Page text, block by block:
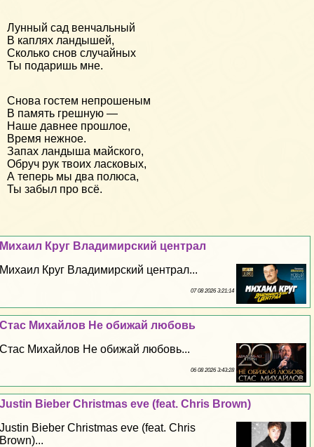
Лунный сад венчальный
В каплях ландышей,
Сколько снов случайных
Ты подаришь мне.
Снова гостем непрошеным
В память грешную —
Наше давнее прошлое,
Время нежное.
Запах ландыша майского,
Обруч рук твоих ласковых,
А теперь мы два полюса,
Ты забыл про всё.
Михаил Круг Владимирский централ
Михаил Круг Владимирский централ...
07 08 2026 3:21:14
Стас Михайлов Не обижай любовь
Стас Михайлов Не обижай любовь...
06 08 2026 3:43:28
Justin Bieber Christmas eve (feat. Chris Brown)
Justin Bieber Christmas eve (feat. Chris
Brown)...